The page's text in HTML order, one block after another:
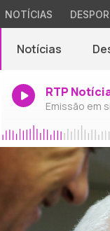
NOTÍCIAS
Notícias
RTP
Emissão em